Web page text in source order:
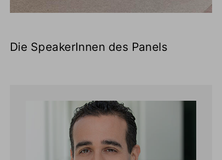
Die SpeakerInnen des Panels